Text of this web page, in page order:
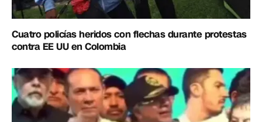
Cuatro policías heridos con flechas durante protestas
contra EE UU en Colombia